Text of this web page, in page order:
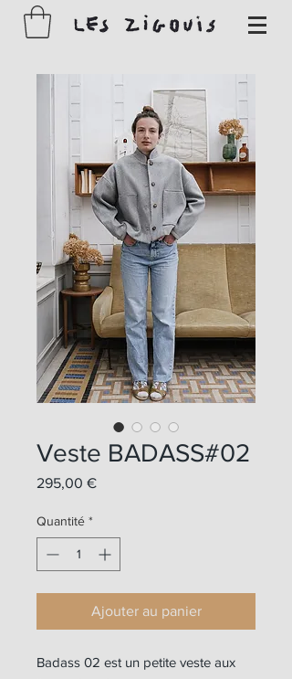
Veste BADASS#02
295,00 €Prix
Quantité *
Ajouter au panier
Badass 02 est un petite veste aux